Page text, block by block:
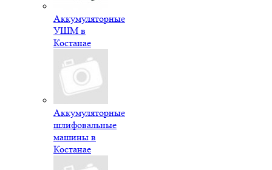
Аккумуляторные
УШМ в
Костанае
Аккумуляторные
шлифовальные
машины в
Костанае